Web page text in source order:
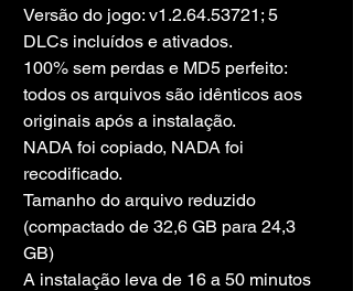
Versão do jogo: v1.2.64.53721; 5
DLCs incluídos e ativados.
100% sem perdas e MD5 perfeito:
todos os arquivos são idênticos aos
originais após a instalação.
NADA foi copiado, NADA foi
recodificado.
Tamanho do arquivo reduzido
(compactado de 32,6 GB para 24,3
GB)
A instalação leva de 16 a 50 minutos